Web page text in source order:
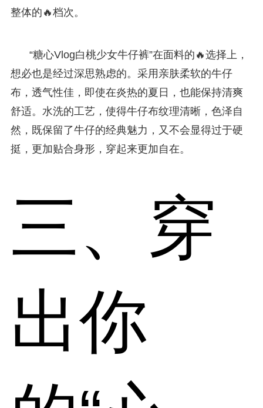
整体的🔥档次。
“糖心Vlog白桃少女牛仔裤”在面料的🔥选择上，
想必也是经过深思熟虑的。采用亲肤柔软的牛仔
布，透气性佳，即使在炎热的夏日，也能保持清爽
舒适。水洗的工艺，使得牛仔布纹理清晰，色泽自
然，既保留了牛仔的经典魅力，又不会显得过于硬
挺，更加贴合身形，穿起来更加自在。
三、穿
出你